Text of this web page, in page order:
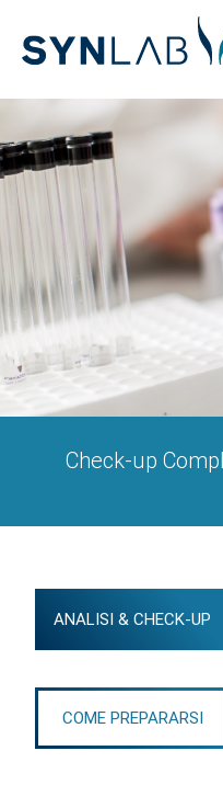
Check-up
ANALISI & CHECK-UP
COME PREPARARSI